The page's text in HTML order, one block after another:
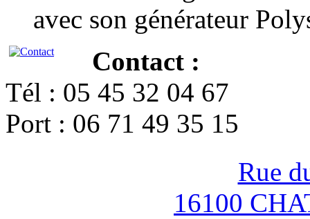
avec son générateur
Contact :
Tél : 05 45 32 04 67
Port : 06 71 49 35 15
Rue
16100